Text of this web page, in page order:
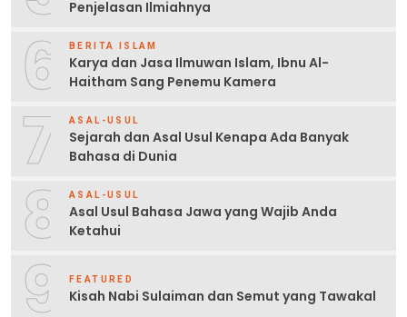
Penjelasan Ilmiahnya
6 BERITA ISLAM
Karya dan Jasa Ilmuwan Islam, Ibnu Al-
Haitham Sang Penemu Kamera
7 ASAL-USUL
Sejarah dan Asal Usul Kenapa Ada Banyak
Bahasa di Dunia
8 ASAL-USUL
Asal Usul Bahasa Jawa yang Wajib Anda
Ketahui
9 FEATURED
Kisah Nabi Sulaiman dan Semut yang Tawakal